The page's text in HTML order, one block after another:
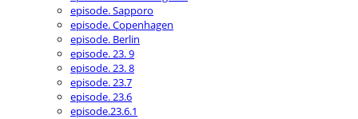
episode. Sapporo
episode. Copenhagen
episode. Berlin
episode. 23. 9
episode. 23. 8
episode. 23.7
episode. 23.6
episode.23.6.1